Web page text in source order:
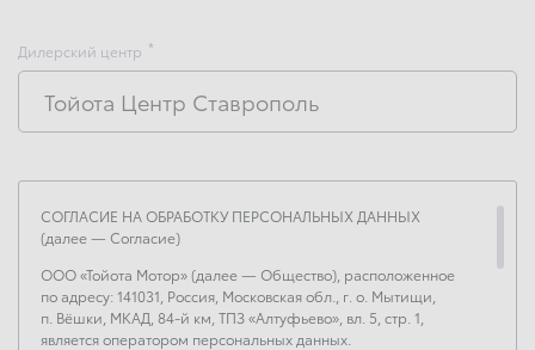
Дилерский центр
Тойота Центр Ставрополь
СОГЛАСИЕ НА ОБРАБОТКУ ПЕРСОНАЛЬНЫХ ДАННЫХ
(далее — Согласие)
ООО «Тойота Мотор» (далее — Общество), расположенное
по адресу: 141031, Россия, Московская обл., г. о. Мытищи,
п. Вёшки, МКАД, 84-й км, ТПЗ «Алтуфьево», вл. 5, стр. 1,
является оператором персональных данных.